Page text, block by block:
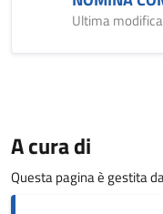
Ultima
A cura di
Questa pagina è gestita